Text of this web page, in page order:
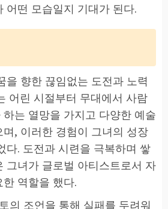
어떤 모습일지 기대가 된다.
을 향한 끊임없는 도전과 노력
어린 시절부터 무대에서 사람
는 열망을 가지고 다양한 예술
, 이러한 경험이 그녀의 성장
다. 도전과 시련을 극복하며 쌓
그녀가 글로벌 아티스트로서 자
역할을 했다.
의 조언을 통해 실패를 두려워